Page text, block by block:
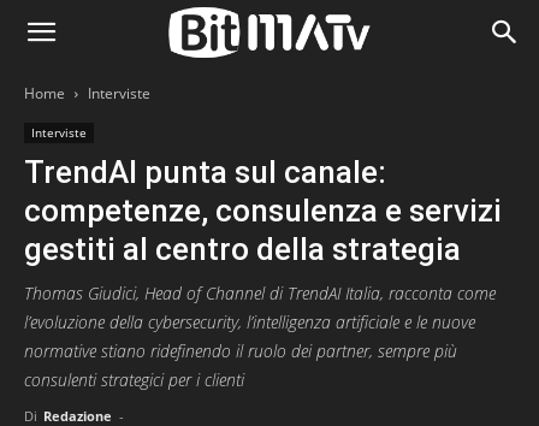
Home Interviste
Interviste
TrendAI punta sul canale:
competenze, consulenza e servizi
gestiti al centro della strategia
Thomas Giudici, Head of Channel di TrendAI Italia, racconta come
l’evoluzione della cybersecurity, l’intelligenza artificiale e le nuove
normative stiano ridefinendo il ruolo dei partner, sempre più
consulenti strategici per i clienti
Di Redazione -